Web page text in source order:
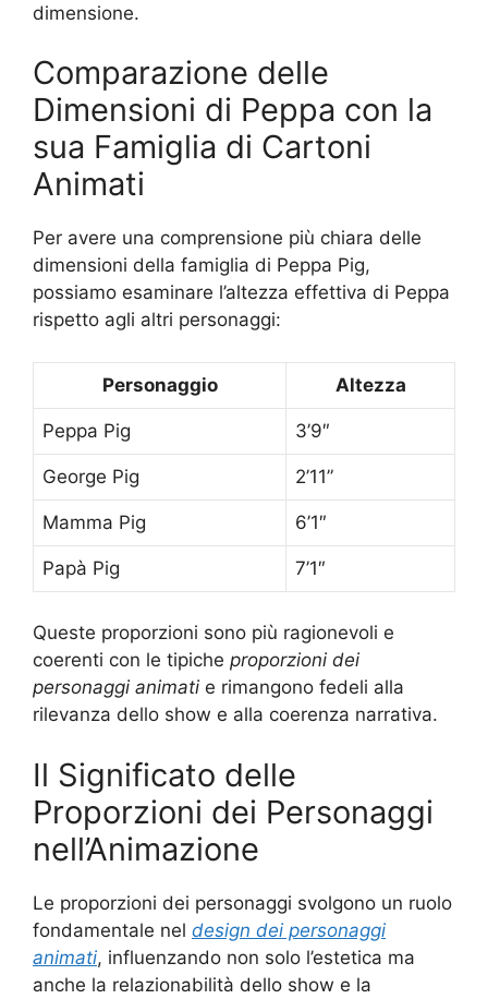
dimensione.
Comparazione delle
Dimensioni di Peppa con la
sua Famiglia di Cartoni
Animati
Per avere una comprensione più chiara delle
dimensioni della famiglia di Peppa Pig,
possiamo esaminare l’altezza effettiva di Peppa
rispetto agli altri personaggi:
Personaggio Altezza
Peppa Pig 3’9″
George Pig 2’11”
Mamma Pig 6’1″
Papà Pig 7’1″
Queste proporzioni sono più ragionevoli e
coerenti con le tipiche proporzioni dei
personaggi animati e rimangono fedeli alla
rilevanza dello show e alla coerenza narrativa.
Il Significato delle
Proporzioni dei Personaggi
nell’Animazione
Le proporzioni dei personaggi svolgono un ruolo
fondamentale nel design dei personaggi
animati, influenzando non solo l’estetica ma
anche la relazionabilità dello show e la